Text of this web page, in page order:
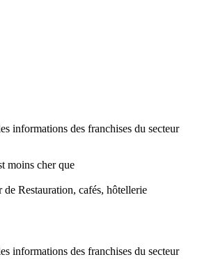
informations des franchises du secteur
moins cher que
de Restauration, cafés, hôtellerie
informations des franchises du secteur